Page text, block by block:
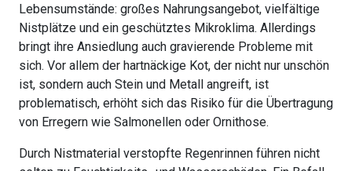
Lebensumstände: großes Nahrungsangebot, vielfältige
Nistplätze und ein geschütztes Mikroklima. Allerdings
bringt ihre Ansiedlung auch gravierende Probleme mit
sich. Vor allem der hartnäckige Kot, der nicht nur unschön
ist, sondern auch Stein und Metall angreift, ist
problematisch, erhöht sich das Risiko für die Übertragung
von Erregern wie Salmonellen oder Ornithose.
Durch Nistmaterial verstopfte Regenrinnen führen nicht